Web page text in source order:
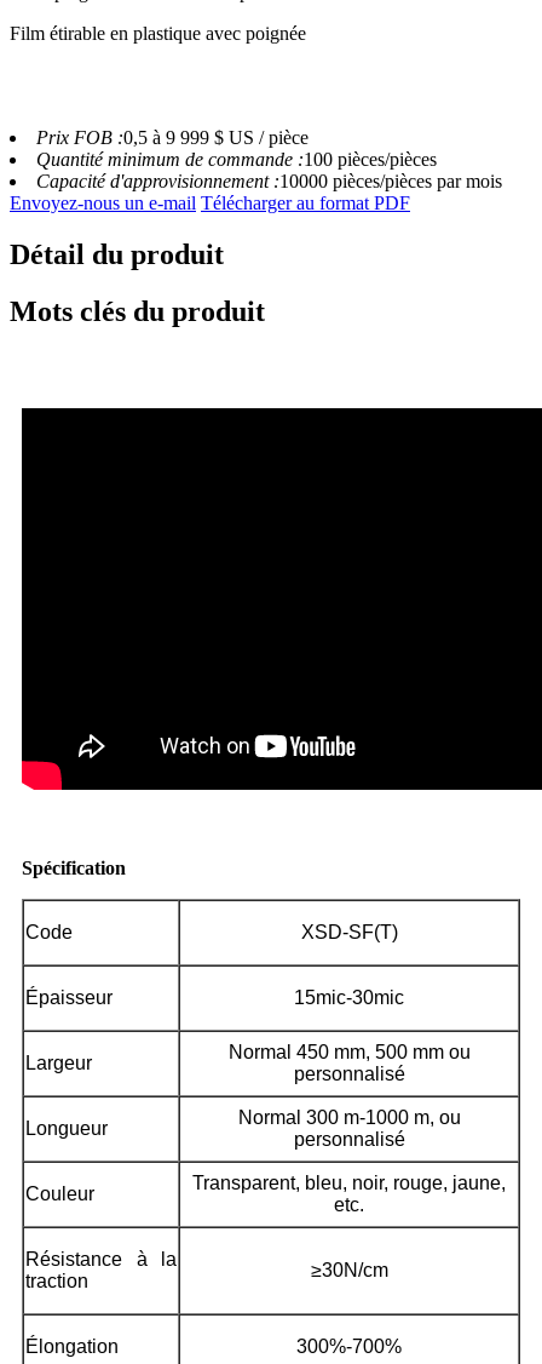
Film étirable en plastique avec poignée
Prix ​​FOB :0,5 à 9 999 $ US / pièce
Quantité minimum de commande :100 pièces/pièces
Capacité d'approvisionnement :10000 pièces/pièces par mois
Envoyez-nous un e-mail Télécharger au format PDF
Détail du produit
Mots clés du produit
Spécification
Code XSD-SF(T)
Épaisseur 15mic-30mic
Largeur
Normal 450 mm, 500 mm ou
personnalisé
Longueur
Normal 300 m-1000 m, ou
personnalisé
Couleur
Transparent, bleu, noir, rouge, jaune,
etc.
Résistance à la
traction
≥30N/cm
Élongation 300%-700%